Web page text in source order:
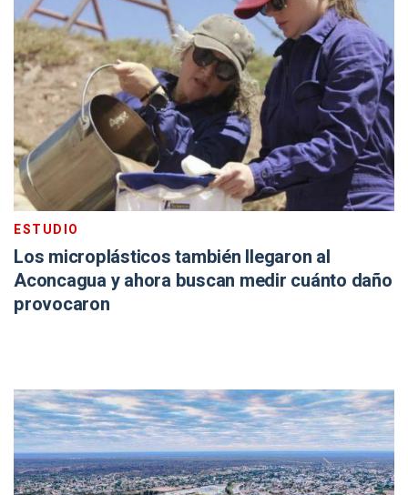
ESTUDIO
Los microplásticos también llegaron al
Aconcagua y ahora buscan medir cuánto daño
provocaron